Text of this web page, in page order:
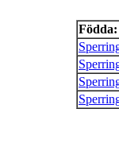
Födda: